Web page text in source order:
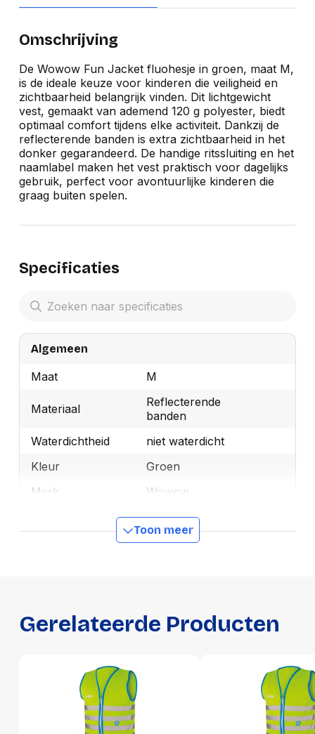
Omschrijving
De Wowow Fun Jacket fluohesje in groen, maat M,
is de ideale keuze voor kinderen die veiligheid en
zichtbaarheid belangrijk vinden. Dit lichtgewicht
vest, gemaakt van ademend 120 g polyester, biedt
optimaal comfort tijdens elke activiteit. Dankzij de
reflecterende banden is extra zichtbaarheid in het
donker gegarandeerd. De handige ritssluiting en het
naamlabel maken het vest praktisch voor dagelijks
gebruik, perfect voor avontuurlijke kinderen die
graag buiten spelen.
Specificaties
Algemeen
Maat M
Materiaal
Reflecterende
banden
Waterdichtheid
niet waterdicht
Kleur
Groen
Merk
Wowow
011288
Manufacturer Part
Toon meer
Gerelateerde Producten